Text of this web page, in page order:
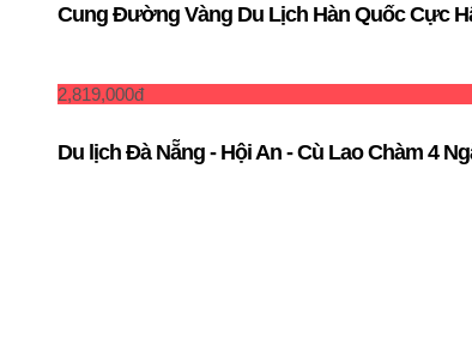
Cung Đường Vàng Du Lịch Hàn Quốc Cực
2,819,000đ
Du lịch Đà Nẵng - Hội An - Cù Lao Chàm 4